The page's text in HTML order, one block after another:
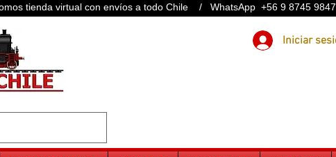
tienda virtual con envíos a todo Chile / WhatsApp +56 9 8745 9847